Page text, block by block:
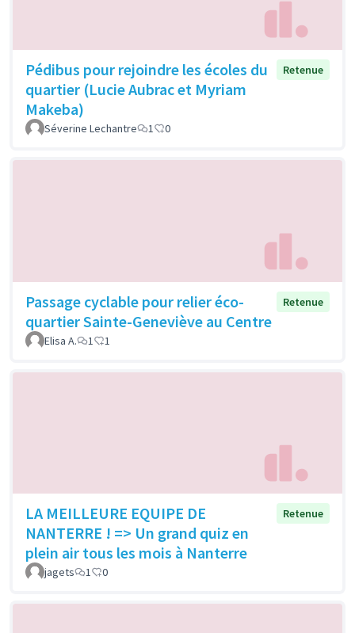
Pédibus pour rejoindre les écoles du
quartier (Lucie Aubrac et Myriam
Makeba)
Retenue
Séverine Lechantre 1 0
Passage cyclable pour relier éco-
quartier Sainte-Geneviève au Centre
Retenue
Elisa A. 1 1
LA MEILLEURE EQUIPE DE
NANTERRE ! => Un grand quiz en
plein air tous les mois à Nanterre
Retenue
jagets 1 0